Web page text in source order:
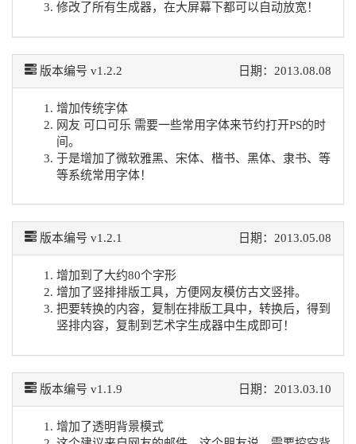
修改了所有生成器，在大屏幕下都可以自动放宽！
日期：2013.08.08
版本编号 v1.2.2
增加传统字体
网友 可口可乐 需要一些常用字体来节约打开PS的时
间。
于是增加了微软雅黑、宋体、楷书、黑体、隶书、等
等系统常用字体！
日期：2013.05.08
版本编号 v1.2.1
增加到了大约80个字形
增加了竖排排版工具，方便网友模仿古文竖排。
把要转换的内容，复制在排版工具中，转换后，得到
竖排内容，复制到艺术字生成器中生成即可！
日期：2013.03.10
版本编号 v1.1.9
增加了透明背景模式